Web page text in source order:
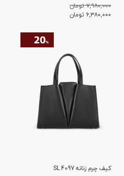
۷,۹۸۰,۰۰۰ تومان
۶,۳۸۰,۰۰۰ تومان
کیف چرم زنانه SL 4097